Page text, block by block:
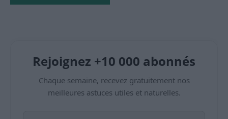
Rejoignez +10 000 abonnés
Chaque semaine, recevez gratuitement nos
meilleures astuces utiles et naturelles.